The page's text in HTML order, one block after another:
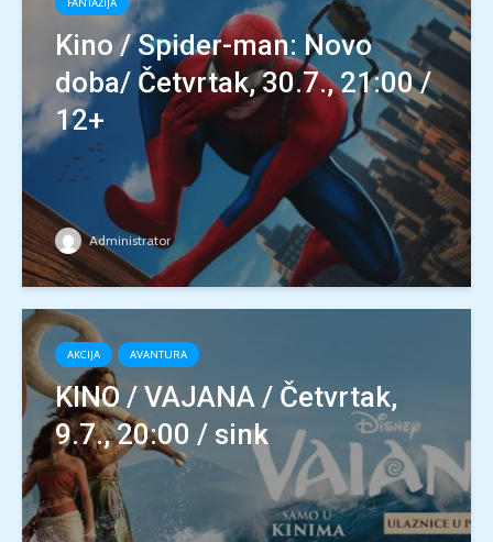
Kino / Spider-man: Novo
doba/ Četvrtak, 30.7., 21:00 /
12+
Administrator
AKCIJA AVANTURA
KINO / VAJANA / Četvrtak,
9.7., 20:00 / sink